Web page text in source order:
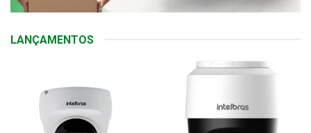
LANÇAMENTOS